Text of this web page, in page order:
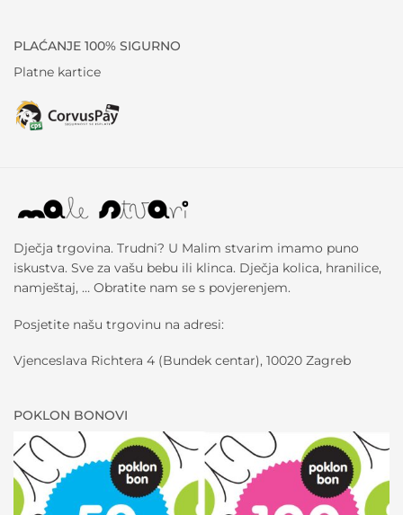
PLAĆANJE 100% SIGURNO
Platne kartice
Dječja trgovina. Trudni? U Malim stvarim imamo puno
iskustva. Sve za vašu bebu ili klinca. Dječja kolica, hranilice,
namještaj, … Obratite nam se s povjerenjem.
Posjetite našu trgovinu na adresi:
Vjenceslava Richtera 4 (Bundek centar), 10020 Zagreb
POKLON BONOVI